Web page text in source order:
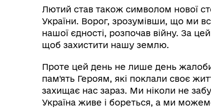
Лютий став також символом нової
України. Ворог, зрозумівши, що ми
нашої єдності, розпочав війну. За
щоб захистити нашу землю.
Проте цей день не лише день
пам'ять Героям, які поклали своє
захищає нас зараз. Ми ніколи не
Україна живе і бореться, а ми